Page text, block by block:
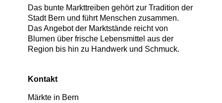
Das bunte Markttreiben gehört zur Tradition der
Stadt Bern und führt Menschen zusammen.
Das Angebot der Marktstände reicht von
Blumen über frische Lebensmittel aus der
Region bis hin zu Handwerk und Schmuck.
Kontakt
Märkte in Bern